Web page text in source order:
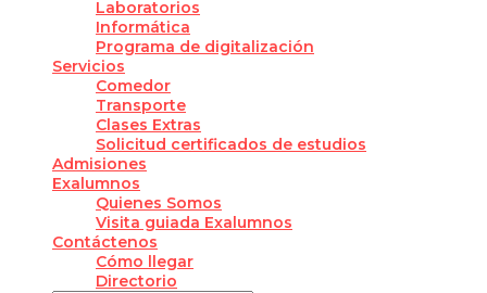
Laboratorios
Informática
Programa de digitalización
Servicios
Comedor
Transporte
Clases Extras
Solicitud certificados de estudios
Admisiones
Exalumnos
Quienes Somos
Visita guiada Exalumnos
Contáctenos
Cómo llegar
Directorio